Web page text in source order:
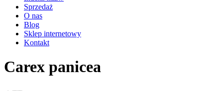
Sprzedaż
O nas
Blog
Sklep internetowy
Kontakt
Carex panicea